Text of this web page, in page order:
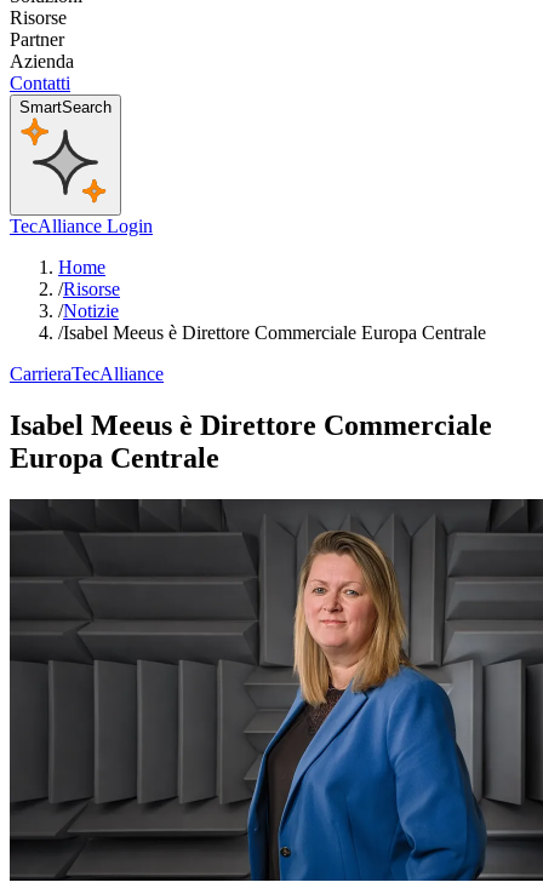
Risorse
Partner
Azienda
Contatti
SmartSearch
TecAlliance Login
Home
/Risorse
/Notizie
/Isabel Meeus è Direttore Commerciale Europa Centrale
CarrieraTecAlliance
Isabel Meeus è Direttore Commerciale
Europa Centrale